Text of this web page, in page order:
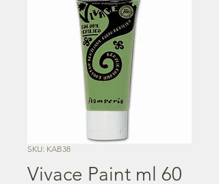
SKU: KAB38
Vivace Paint ml 60